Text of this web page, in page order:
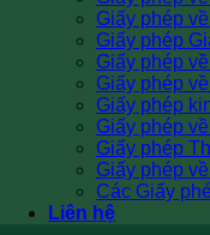
Giấy phép
Giấy phép
Giấy phép
Giấy phép
Giấy phép
Giấy phép
Giấy phép
Giấy phép
Các Giấy
Liên hệ